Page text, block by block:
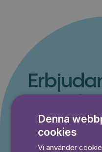
Du betalar inget
avsluta din
Denna
cookies
Vi använder